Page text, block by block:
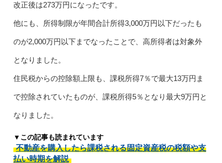
改正後は273万円になったです。
他にも、所得制限が年間合計所得3,000万円以下だったも
のが2,000万円以下までなったことで、高所得者は対象外
となりました。
住民税からの控除額上限も、課税所得7％で最大13万円ま
で控除されていたものが、課税所得5％となり最大9万円と
なりました。
▼この記事も読まれています
不動産を購入したら課税される固定資産税の税額や支
払い時期を解説